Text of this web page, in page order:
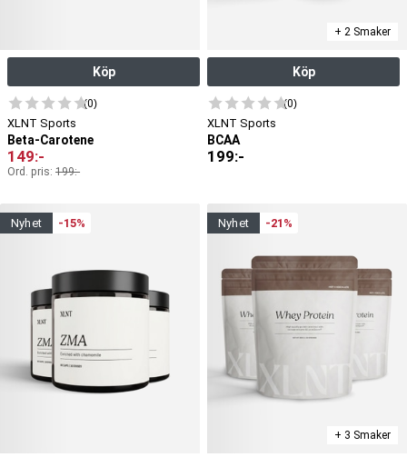
Köp
(0)
XLNT Sports
Beta-Carotene
149:-
Ord. pris: 199:-
+ 2 Smaker
Köp
(0)
XLNT Sports
BCAA
199:-
nyhet -15% nyhet -21%
+ 3 Smaker